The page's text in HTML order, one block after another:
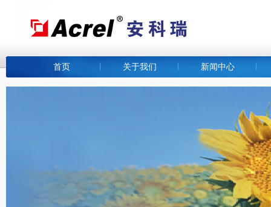
首页 关于我们 新闻中心